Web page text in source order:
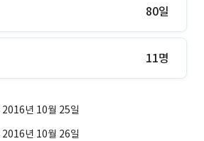
80일
11명
2016년 10월 25일
2016년 10월 26일